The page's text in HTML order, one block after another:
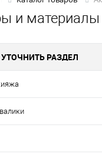
и материалы
УТОЧНИТЬ РАЗДЕЛ